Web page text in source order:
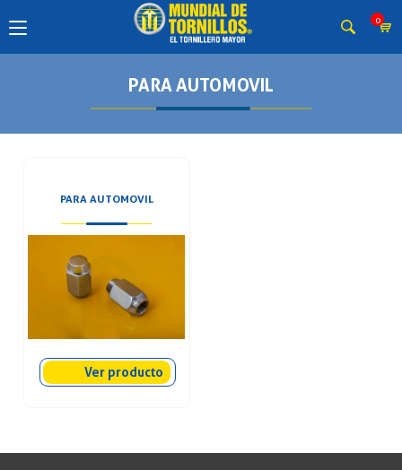
0
PARA AUTOMOVIL
PARA AUTOMOVIL
Ver producto